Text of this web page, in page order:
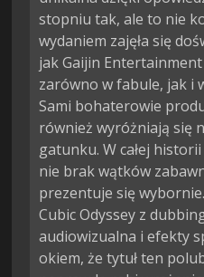
stopniu tak, ale to nie
wydaniem zajęła się
jak Gaijin
zarówno w fabule, jak i
Sami bohaterowie
również wyróżniają się
gatunku. W całej
nie brak wątków
prezentuje się
Cubic Odyssey z
audiowizualna i efekty
okiem, że tytuł ten